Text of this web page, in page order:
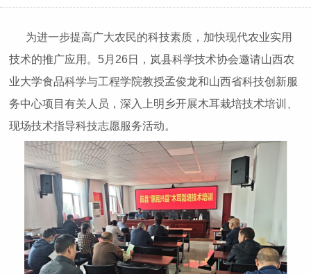
为进一步提高广大农民的科技素质，加快现代农业实用
技术的推广应用。5月26日，岚县科学技术协会邀请山西农
业大学食品科学与工程学院教授孟俊龙和山西省科技创新服
务中心项目有关人员，深入上明乡开展木耳栽培技术培训、
现场技术指导科技志愿服务活动。